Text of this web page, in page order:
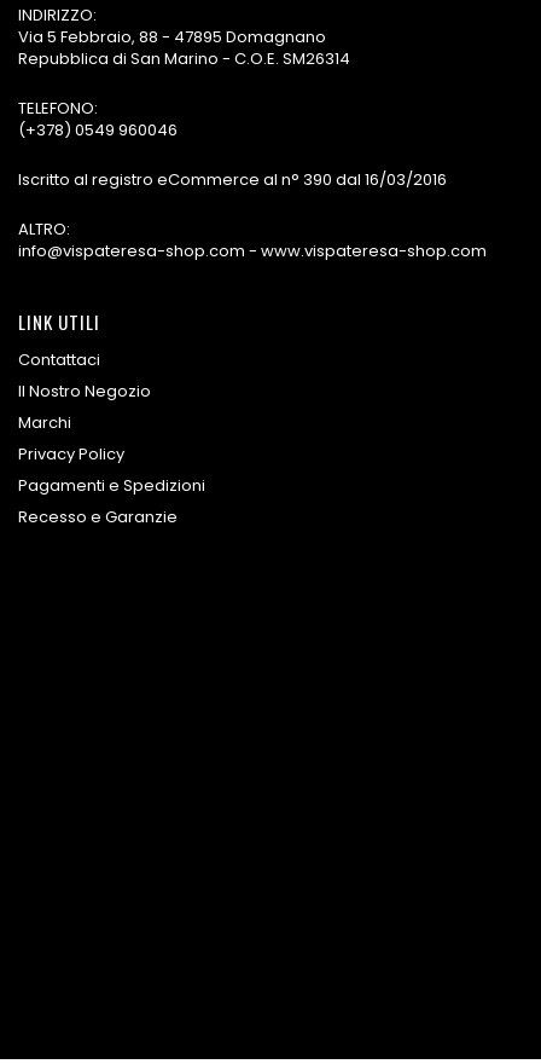
INDIRIZZO:
Via 5 Febbraio, 88 - 47895 Domagnano
Repubblica di San Marino - C.O.E. SM26314
TELEFONO:
(+378) 0549 960046
Iscritto al registro eCommerce al n° 390 dal 16/03/2016
ALTRO:
info@vispateresa-shop.com - www.vispateresa-shop.com
LINK UTILI
Contattaci
Il Nostro Negozio
Marchi
Privacy Policy
Pagamenti e Spedizioni
Recesso e Garanzie